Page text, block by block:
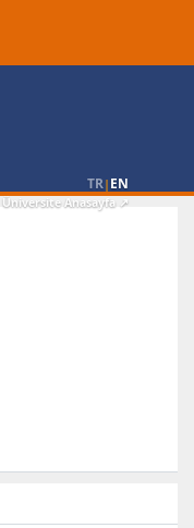
TR| EN
Üniversite Anasayfa ↗